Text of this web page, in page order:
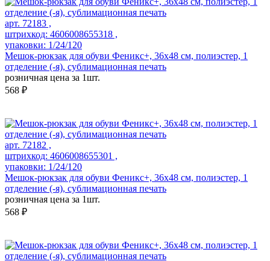
арт. 72183 ,
штрихкод: 4606008655318 ,
упаковки: 1/24/120
Мешок-рюкзак для обуви Феникс+, 36х48 см, полиэстер, 1
отделение (-я), сублимационная печать
розничная цена за 1шт.
568 ₽
арт. 72182 ,
штрихкод: 4606008655301 ,
упаковки: 1/24/120
Мешок-рюкзак для обуви Феникс+, 36х48 см, полиэстер, 1
отделение (-я), сублимационная печать
розничная цена за 1шт.
568 ₽